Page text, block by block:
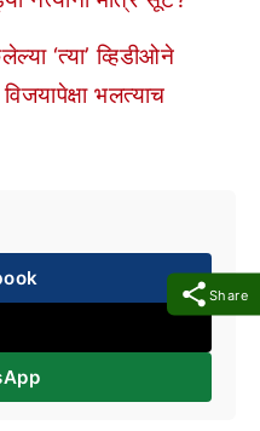
Share
‘त्या’ व्हिडीओने
भलत्याच